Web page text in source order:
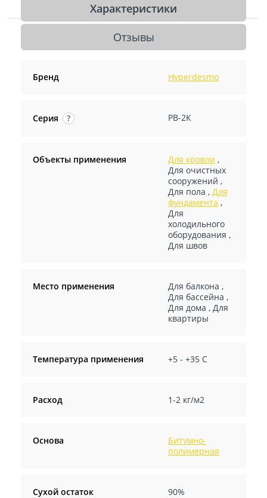
Характеристики
Отзывы
Бренд Hyperdesmo
Серия ? PB-2К
Объекты применения Для кровли ,
Для очистных
сооружений ,
Для пола , Для
фундамента ,
Для
холодильного
оборудования ,
Для швов
Место применения Для балкона ,
Для бассейна ,
Для дома , Для
квартиры
Температура применения +5 - +35 C
Расход 1-2 кг/м2
Основа
Битумно-
полимерная
Сухой остаток 90%